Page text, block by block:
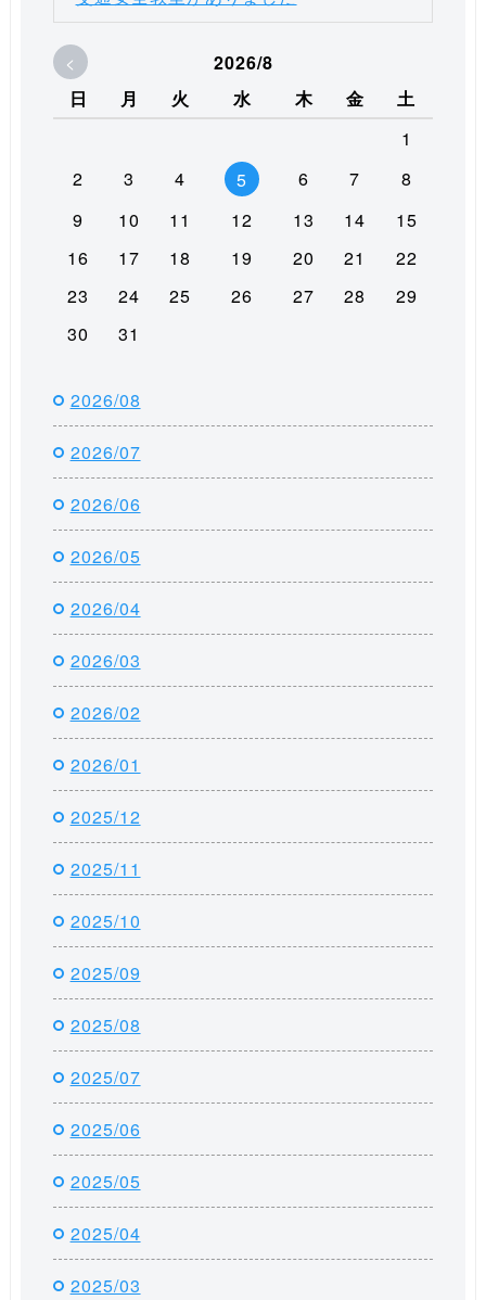
<
2026/8
日
月 火 水 木 金
土
1
2
3 4 5 6 7
8
9
10 11 12 13 14
15
16
17 18 19 20 21
22
23
24 25 26 27 28
29
30
31
2026/08
2026/07
2026/06
2026/05
2026/04
2026/03
2026/02
2026/01
2025/12
2025/11
2025/10
2025/09
2025/08
2025/07
2025/06
2025/05
2025/04
2025/03